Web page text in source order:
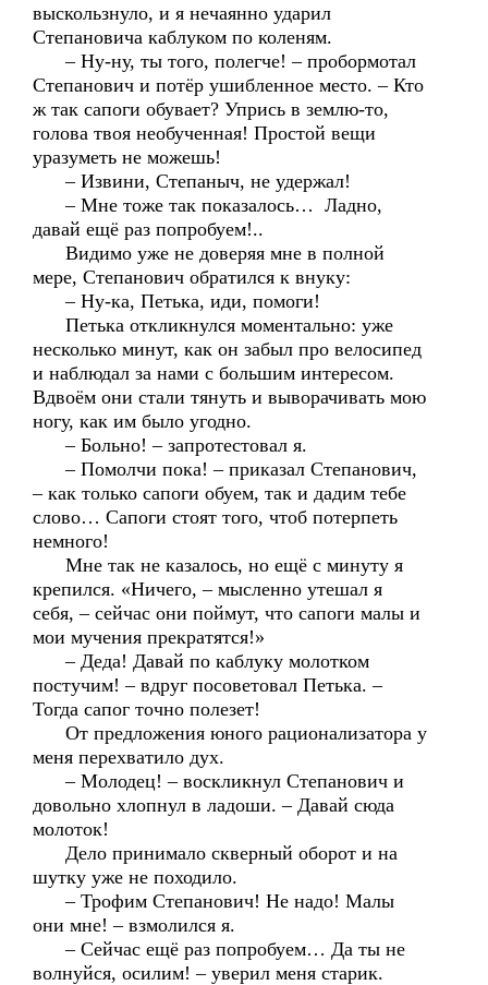
выскользнуло, и я нечаянно ударил
Степановича каблуком по коленям.
– Ну-ну, ты того, полегче! – пробормотал
Степанович и потёр ушибленное место. – Кто
ж так сапоги обувает? Упрись в землю-то,
голова твоя необученная! Простой вещи
уразуметь не можешь!
– Извини, Степаныч, не удержал!
– Мне тоже так показалось… Ладно,
давай ещё раз попробуем!..
Видимо уже не доверяя мне в полной
мере, Степанович обратился к внуку:
– Ну-ка, Петька, иди, помоги!
Петька откликнулся моментально: уже
несколько минут, как он забыл про велосипед
и наблюдал за нами с большим интересом.
Вдвоём они стали тянуть и выворачивать мою
ногу, как им было угодно.
– Больно! – запротестовал я.
– Помолчи пока! – приказал Степанович,
– как только сапоги обуем, так и дадим тебе
слово… Сапоги стоят того, чтоб потерпеть
немного!
Мне так не казалось, но ещё с минуту я
крепился. «Ничего, – мысленно утешал я
себя, – сейчас они поймут, что сапоги малы и
мои мучения прекратятся!»
– Деда! Давай по каблуку молотком
постучим! – вдруг посоветовал Петька. –
Тогда сапог точно полезет!
От предложения юного рационализатора у
меня перехватило дух.
– Молодец! – воскликнул Степанович и
довольно хлопнул в ладоши. – Давай сюда
молоток!
Дело принимало скверный оборот и на
шутку уже не походило.
– Трофим Степанович! Не надо! Малы
они мне! – взмолился я.
– Сейчас ещё раз попробуем… Да ты не
волнуйся, осилим! – уверил меня старик.